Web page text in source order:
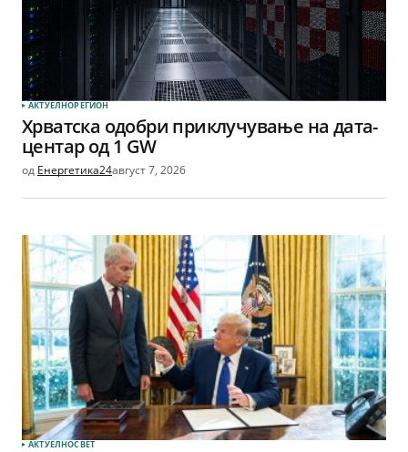
АКТУЕЛНОРЕГИОН
Хрватска одобри приклучување на дата-
центар од 1 GW
од Енергетика24август 7, 2026
АКТУЕЛНОСВЕТ